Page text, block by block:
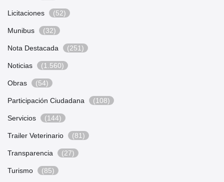
Licitaciones (52)
Munibus (32)
Nota Destacada (251)
Noticias (1.560)
Obras (54)
Participación Ciudadana (108)
Servicios (144)
Trailer Veterinario (81)
Transparencia (27)
Turismo (85)